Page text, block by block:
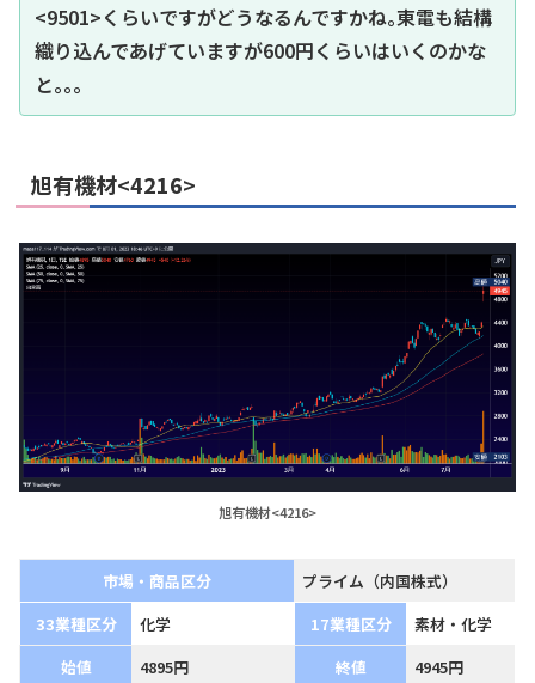
<9501>くらいですがどうなるんですかね｡東電も結構
織り込んであげていますが600円くらいはいくのかな
と｡｡｡
旭有機材<4216>
旭有機材<4216>
市場・商品区分
プライム（内国株式）
33業種区分
化学 17業種区分
素材・化学
始値
4895円 終値
4945円